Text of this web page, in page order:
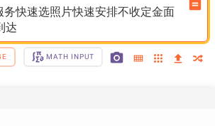
务快速选照片快速安排不收定金面
达
MATH INPUT